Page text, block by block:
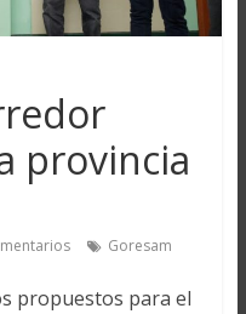
provincia
Goresam
propuestos para el